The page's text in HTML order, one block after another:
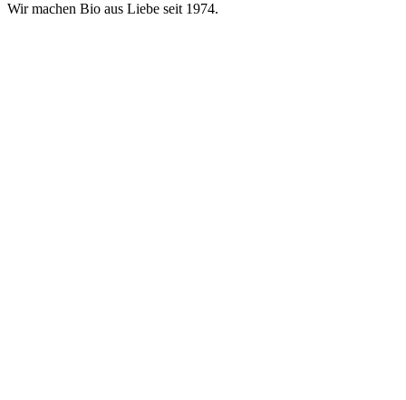
Wir machen Bio aus Liebe seit 1974.